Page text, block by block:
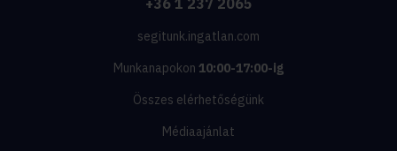
segitunk.ingatlan.com
Munkanapokon 10:00-17:00-ig
Összes elérhetőségünk
Médiaajánlat